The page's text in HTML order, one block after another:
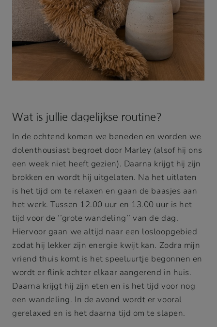
Wat is jullie dagelijkse routine?
In de ochtend komen we beneden en worden we
dolenthousiast begroet door Marley (alsof hij ons
een week niet heeft gezien). Daarna krijgt hij zijn
brokken en wordt hij uitgelaten. Na het uitlaten
is het tijd om te relaxen en gaan de baasjes aan
het werk. Tussen 12.00 uur en 13.00 uur is het
tijd voor de ‘’grote wandeling’’ van de dag.
Hiervoor gaan we altijd naar een losloopgebied
zodat hij lekker zijn energie kwijt kan. Zodra mijn
vriend thuis komt is het speeluurtje begonnen en
wordt er flink achter elkaar aangerend in huis.
Daarna krijgt hij zijn eten en is het tijd voor nog
een wandeling. In de avond wordt er vooral
gerelaxed en is het daarna tijd om te slapen.